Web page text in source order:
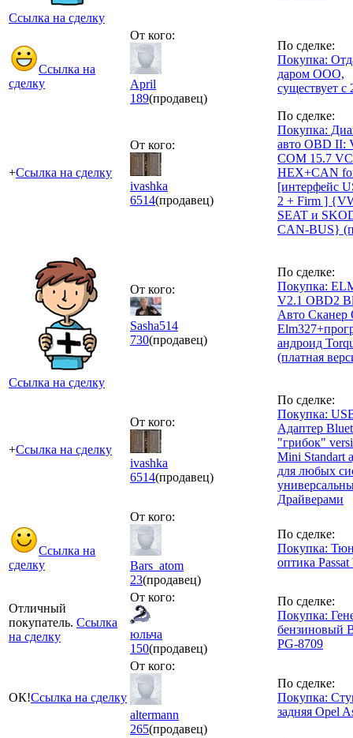
Ссылка на сделку
Ссылка на
сделку
От кого:
April
189(продавец)
По сделке:
Покупка:
даром ООО,
существует с
+Ссылка на сделку
От кого:
ivashka
6514(продавец)
По сделке:
Покупка:
авто OBD II:
COM 15.7
HEX+CAN
[интерфейс
2 + Firm ]
SEAT и
CAN-BUS}
Ссылка на сделку
От кого:
Sasha514
730(продавец)
По сделке:
Покупка:
V2.1 OBD2
Авто Сканер
андроид
(платная
+Ссылка на сделку
От кого:
ivashka
6514(продавец)
По сделке:
Покупка:
Адаптер
"грибок"
Mini Standart
для любых
Драйверами
Ссылка на
сделку
От кого:
Bars_atom
23(продавец)
По сделке:
Покупка:
оптика Passat
Отличный
покупатель. Ссылка
на сделку
От кого:
юльча
150(продавец)
По сделке:
Покупка:
бензиновый
PG-8709
ОК!Ссылка на сделку
От кого:
altermann
265(продавец)
По сделке:
Покупка:
задняя Opel